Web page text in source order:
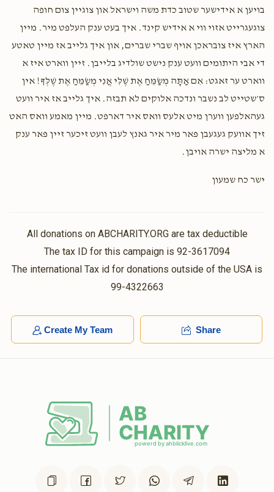
בויען א אידישער שטוב כדת משה וישראל און צוגיין צום חופה
צוגעגרייט אזוי ווי א אידיש קינד. איך בעט ענק העלפט מיר. מיין
הארץ איז צובראכן אויף שברי שברים, און איך גלייב אז מיין טאטע
די אבי היתומים וועט ענק נישט שולדיג בלייבן. זיין ווארט איז א
ווארט ער זאגט: אִם אַתָּה מְשַׂמֵּחַ אֶת שֶׁלִּי אֲנִי מְשַׂמֵּחַ אֶת שֶׁלְּךָ! אין
ס׳שטייט לב נשבר ונדכה אלוקים לא תבזה. איך גלייב אז איר וועט
געהאלפען ווערן מיט אלעס וואס איר דארפט. מיין מאמע וואס האט
זיך אוועק געגעבן פאר מיר איר גאנץ לעבן וועט זיכער זיין פאר ענק
א מליצה ישרה אויבן.
ישר כח שמעון
All donations on ABCHARITY.ORG are tax deductible
The tax ID for this campaign is 92-3617094
The international Tax id for donations outside of the USA is
99-4322663
Create My Team Share